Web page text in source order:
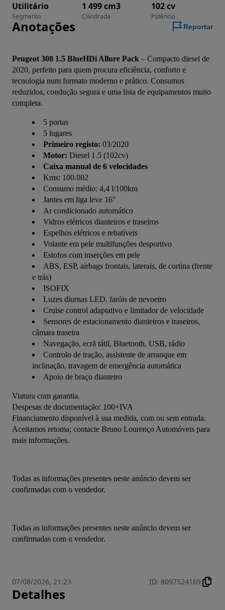
Utilitário
Segmento
1 499 cm3
Cilindrada
102 cv
Potência
Anotações Reportar
Peugeot 308 1.5 BlueHDi Allure Pack – Compacto diesel de
2020, perfeito para quem procura eficiência, conforto e
tecnologia num formato moderno e prático. Consumos
reduzidos, condução segura e uma lista de equipamentos muito
completa.
5 portas
5 lugares
Primeiro registo: 03/2020
Motor: Diesel 1.5 (102cv)
Caixa manual de 6 velocidades
Kms: 100.002
Consumo médio: 4,4 l/100km
Jantes em liga leve 16"
Ar condicionado automático
Vidros elétricos dianteiros e traseiros
Espelhos elétricos e rebatíveis
Volante em pele multifunções desportivo
Estofos com inserções em pele
ABS, ESP, airbags frontais, laterais, de cortina (frente
e trás)
ISOFIX
Luzes diurnas LED, faróis de nevoeiro
Cruise control adaptativo e limitador de velocidade
Sensores de estacionamento dianteiros e traseiros,
câmara traseira
Navegação, ecrã tátil, Bluetooth, USB, rádio
Controlo de tração, assistente de arranque em
inclinação, travagem de emergência automática
Apoio de braço dianteiro
Viatura com garantia.
Despesas de documentação: 100+IVA
Financiamento disponível à sua medida, com ou sem entrada.
Aceitamos retoma; contacte Bruno Lourenço Automóveis para
mais informações.
Todas as informações presentes neste anúncio devem ser
confirmadas com o vendedor.
Todas as informações presentes neste anúncio devem ser
confirmadas com o vendedor.
07/08/2026, 21:23 ID: 8097524169
Detalhes